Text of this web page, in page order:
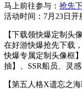
马上前往参与： 抢先
活动时间：7月23日开
【下载领快爆定制头
在好游快爆抢先下载
快爆专属定制头像框
抽】、SSR船员、灵
【第五人格X遗忘之海